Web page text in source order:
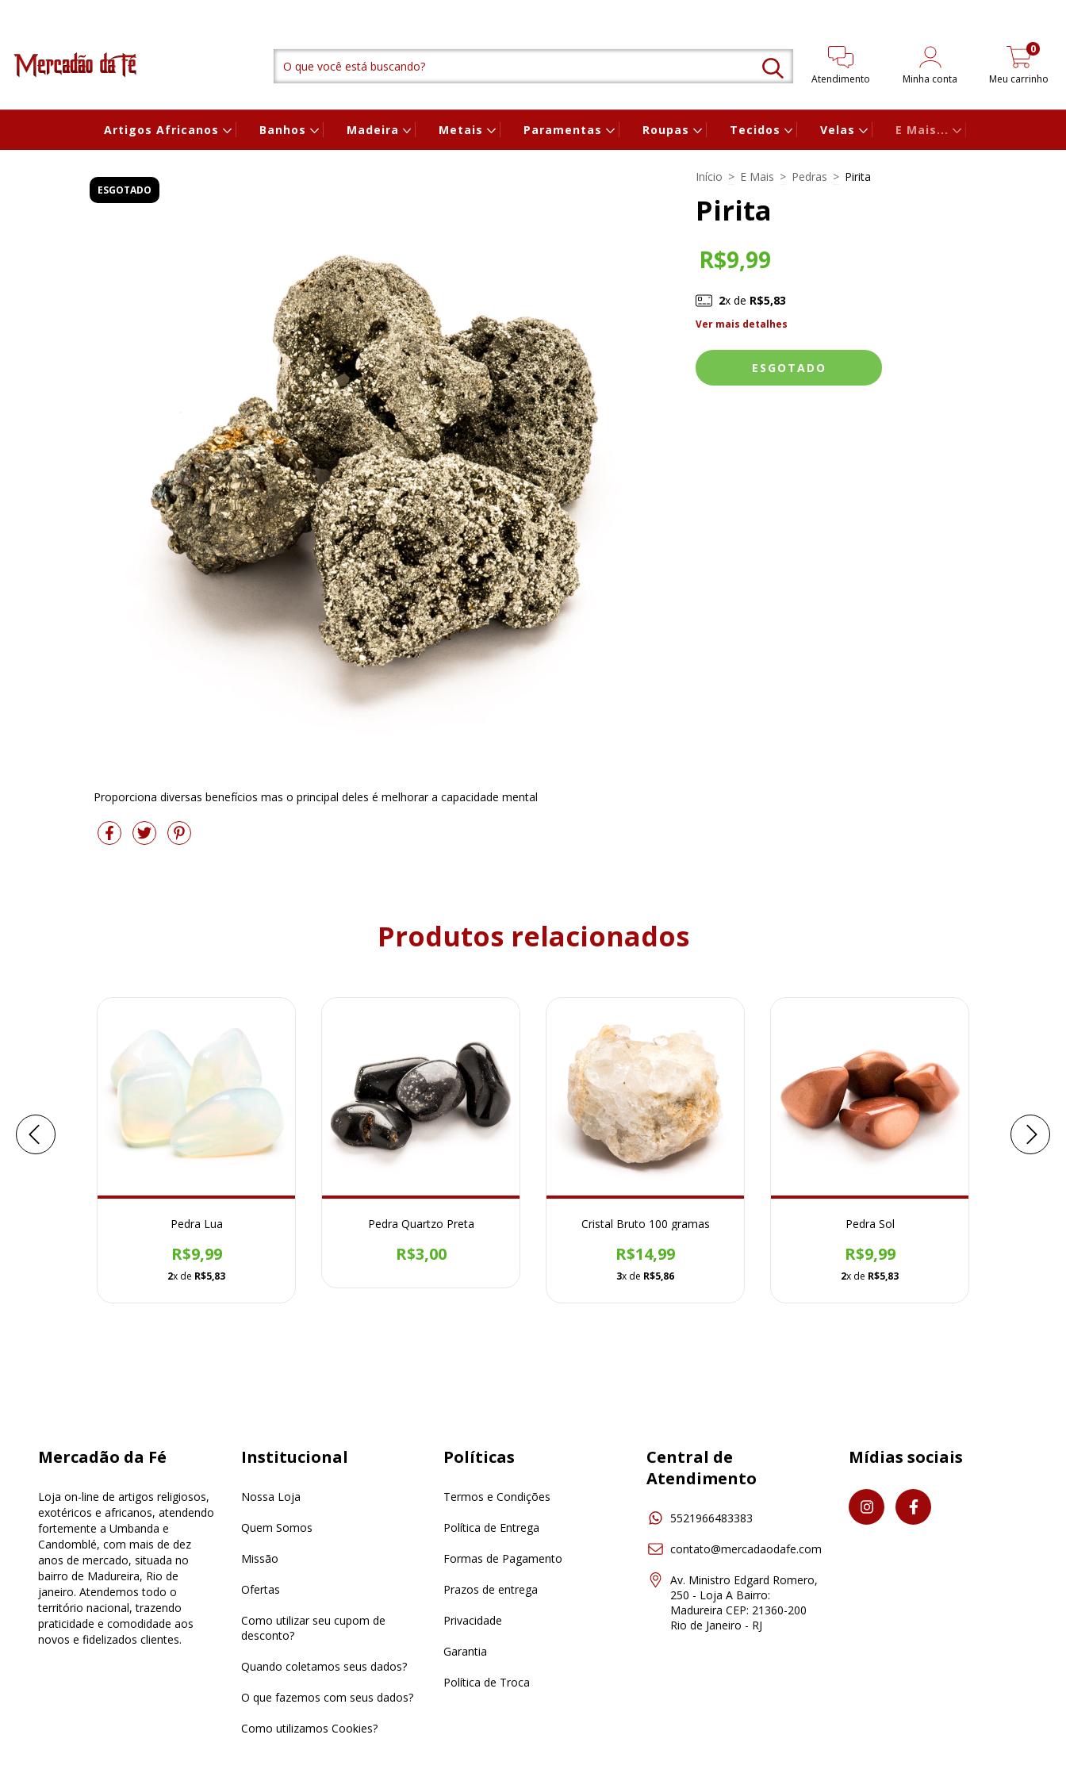
Atendimento Minha conta Meu carrinho
0
Artigos Africanos Banhos Madeira Metais Paramentas Roupas Tecidos Velas E Mais...
ESGOTADO
Proporciona diversas benefícios mas o principal deles é melhorar a capacidade mental
Início > E Mais > Pedras > Pirita
Pirita
R$9,99
2x de R$5,83
Ver mais detalhes
Produtos relacionados
Pedra Lua
R$9,99
2x de R$5,83
Pedra Quartzo Preta
R$3,00
Cristal Bruto 100 gramas
R$14,99
3x de R$5,86
Pedra Sol
R$9,99
2x de R$5,83
Mercadão da Fé
Loja on-line de artigos religiosos,
exotéricos e africanos, atendendo
fortemente a Umbanda e
Candomblé, com mais de dez
anos de mercado, situada no
bairro de Madureira, Rio de
janeiro. Atendemos todo o
território nacional, trazendo
praticidade e comodidade aos
novos e fidelizados clientes.
Institucional
Nossa Loja
Quem Somos
Missão
Ofertas
Como utilizar seu cupom de
desconto?
Quando coletamos seus dados?
O que fazemos com seus dados?
Como utilizamos Cookies?
Políticas
Termos e Condições
Política de Entrega
Formas de Pagamento
Prazos de entrega
Privacidade
Garantia
Política de Troca
Central de
Atendimento
5521966483383
contato@mercadaodafe.com
Av. Ministro Edgard Romero,
250 - Loja A Bairro:
Madureira CEP: 21360-200
Rio de Janeiro - RJ
Mídias sociais